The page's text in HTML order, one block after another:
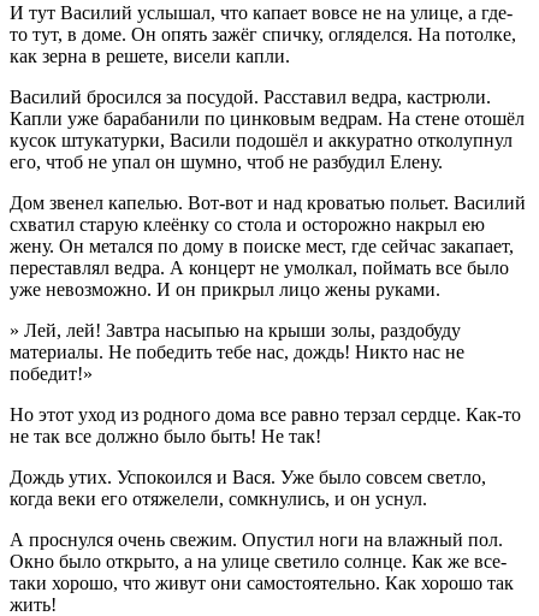
И тут Василий услышал, что капает вовсе не на улице, а где-
то тут, в доме. Он опять зажёг спичку, огляделся. На потолке,
как зерна в решете, висели капли.
Василий бросился за посудой. Расставил ведра, кастрюли.
Капли уже барабанили по цинковым ведрам. На стене отошёл
кусок штукатурки, Васили подошёл и аккуратно отколупнул
его, чтоб не упал он шумно, чтоб не разбудил Елену.
Дом звенел капелью. Вот-вот и над кроватью польет. Василий
схватил старую клеёнку со стола и осторожно накрыл ею
жену. Он метался по дому в поиске мест, где сейчас закапает,
переставлял ведра. А концерт не умолкал, поймать все было
уже невозможно. И он прикрыл лицо жены руками.
» Лей, лей! Завтра насыпью на крыши золы, раздобуду
материалы. Не победить тебе нас, дождь! Никто нас не
победит!»
Но этот уход из родного дома все равно терзал сердце. Как-то
не так все должно было быть! Не так!
Дождь утих. Успокоился и Вася. Уже было совсем светло,
когда веки его отяжелели, сомкнулись, и он уснул.
А проснулся очень свежим. Опустил ноги на влажный пол.
Окно было открыто, а на улице светило солнце. Как же все-
таки хорошо, что живут они самостоятельно. Как хорошо так
жить!